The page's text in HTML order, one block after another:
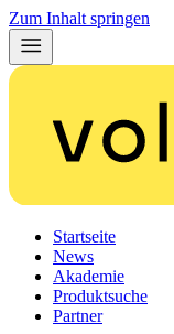
Zum Inhalt springen
Startseite
News
Akademie
Produktsuche
Partner